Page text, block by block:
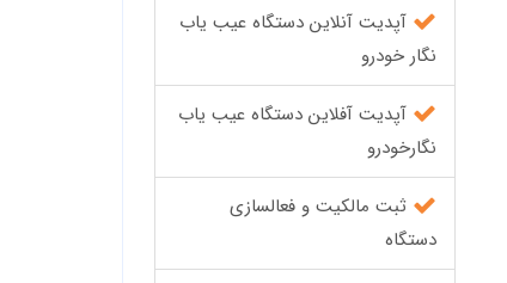
آپدیت آنلاین دستگاه عیب یاب
نگار خودرو
آپدیت آفلاین دستگاه عیب یاب
نگارخودرو
ثبت مالکیت و فعالسازی
دستگاه